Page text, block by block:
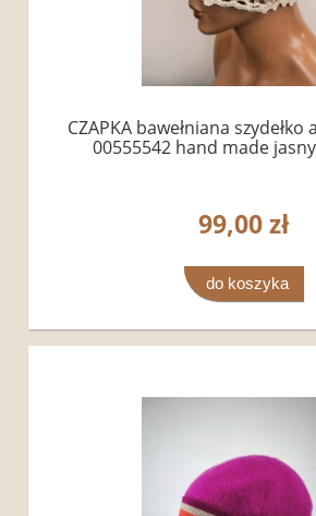
CZAPKA bawełniana
00555542 hand made
99,00 zł
do koszyka